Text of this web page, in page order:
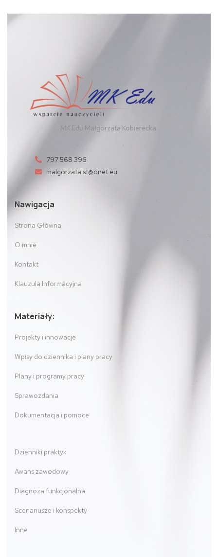
MK Edu Małgorzata Kobierecka
797 568 396
malgorzata.st@onet.eu
Nawigacja
Strona Główna
O mnie
Kontakt
Klauzula Informacyjna
Materiały:
Projekty i innowacje
Wpisy do dziennika i plany pracy
Plany i programy pracy
Sprawozdania
Dokumentacja i pomoce
Dzienniki praktyk
Awans zawodowy
Diagnoza funkcjonalna
Scenariusze i konspekty
Inne